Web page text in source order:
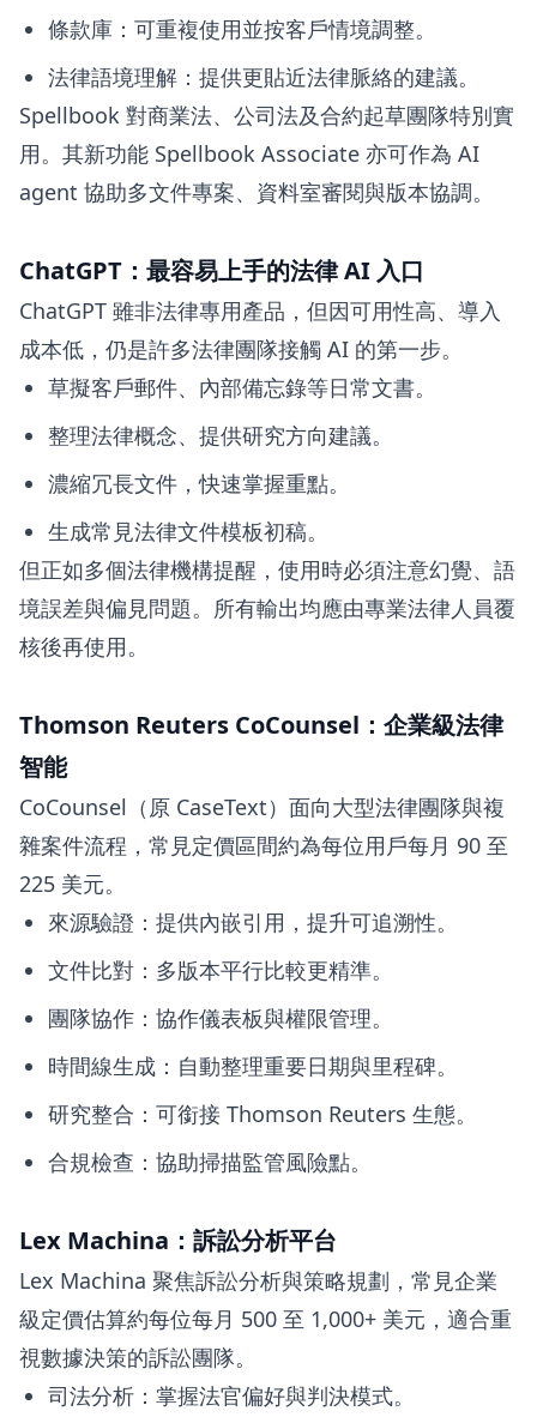
條款庫：可重複使用並按客戶情境調整。
法律語境理解：提供更貼近法律脈絡的建議。
Spellbook 對商業法、公司法及合約起草團隊特別實
用。其新功能 Spellbook Associate 亦可作為 AI
agent 協助多文件專案、資料室審閱與版本協調。
ChatGPT：最容易上手的法律 AI 入口
ChatGPT 雖非法律專用產品，但因可用性高、導入
成本低，仍是許多法律團隊接觸 AI 的第一步。
草擬客戶郵件、內部備忘錄等日常文書。
整理法律概念、提供研究方向建議。
濃縮冗長文件，快速掌握重點。
生成常見法律文件模板初稿。
但正如多個法律機構提醒，使用時必須注意幻覺、語
境誤差與偏見問題。所有輸出均應由專業法律人員覆
核後再使用。
Thomson Reuters CoCounsel：企業級法律
智能
CoCounsel（原 CaseText）面向大型法律團隊與複
雜案件流程，常見定價區間約為每位用戶每月 90 至
225 美元。
來源驗證：提供內嵌引用，提升可追溯性。
文件比對：多版本平行比較更精準。
團隊協作：協作儀表板與權限管理。
時間線生成：自動整理重要日期與里程碑。
研究整合：可銜接 Thomson Reuters 生態。
合規檢查：協助掃描監管風險點。
Lex Machina：訴訟分析平台
Lex Machina 聚焦訴訟分析與策略規劃，常見企業
級定價估算約每位每月 500 至 1,000+ 美元，適合重
視數據決策的訴訟團隊。
司法分析：掌握法官偏好與判決模式。